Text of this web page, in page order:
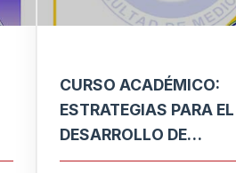
CURSO ACADÉMICO:
ESTRATEGIAS PARA EL
DESARROLLO DE
HABILIDADES